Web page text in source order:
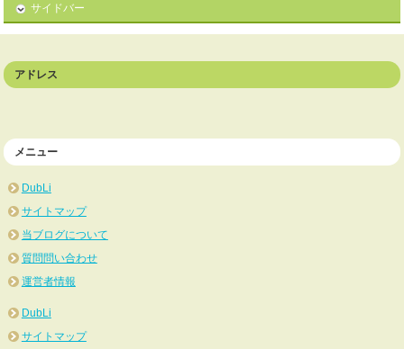
サイドバー
アドレス
メニュー
DubLi
サイトマップ
当ブログについて
質問問い合わせ
運営者情報
DubLi
サイトマップ